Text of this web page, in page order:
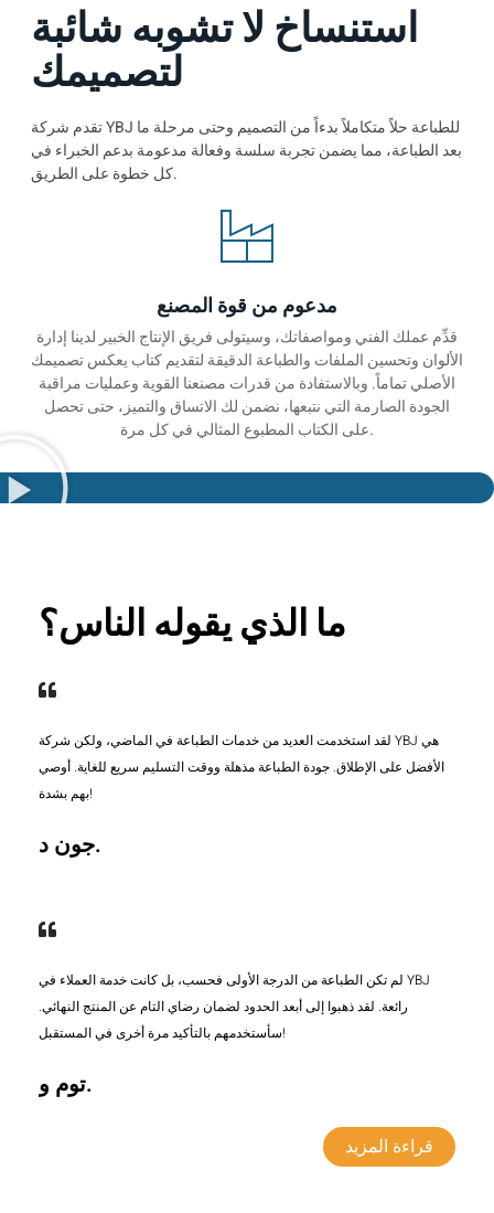
استنساخ لا تشوبه شائبة
لتصميمك
تقدم شركة YBJ للطباعة حلاً متكاملاً بدءاً من التصميم وحتى مرحلة ما
بعد الطباعة، مما يضمن تجربة سلسة وفعالة مدعومة بدعم الخبراء في
كل خطوة على الطريق.
مدعوم من قوة المصنع
قدِّم عملك الفني ومواصفاتك، وسيتولى فريق الإنتاج الخبير لدينا إدارة
الألوان وتحسين الملفات والطباعة الدقيقة لتقديم كتاب يعكس تصميمك
الأصلي تماماً. وبالاستفادة من قدرات مصنعنا القوية وعمليات مراقبة
الجودة الصارمة التي نتبعها، نضمن لك الاتساق والتميز، حتى تحصل
على الكتاب المطبوع المثالي في كل مرة.
ما الذي يقوله الناس؟
لقد استخدمت العديد من خدمات الطباعة في الماضي، ولكن شركة YBJ هي
الأفضل على الإطلاق. جودة الطباعة مذهلة ووقت التسليم سريع للغاية. أوصي
بهم بشدة!
جون د.
لم تكن الطباعة من الدرجة الأولى فحسب، بل كانت خدمة العملاء في YBJ
رائعة. لقد ذهبوا إلى أبعد الحدود لضمان رضاي التام عن المنتج النهائي.
سأستخدمهم بالتأكيد مرة أخرى في المستقبل!
توم و.
قراءة المزيد